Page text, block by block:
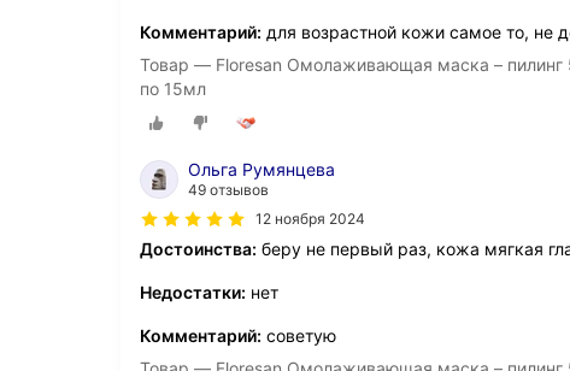
Комментарий: для возрастной кожи самое то, не
Товар — Floresan Омолаживающая маска – пилинг
по 15мл
Ольга Румянцева
49 отзывов
12 ноября 2024
Достоинства: беру не первый раз, кожа мягкая
Недостатки: нет
Комментарий: советую